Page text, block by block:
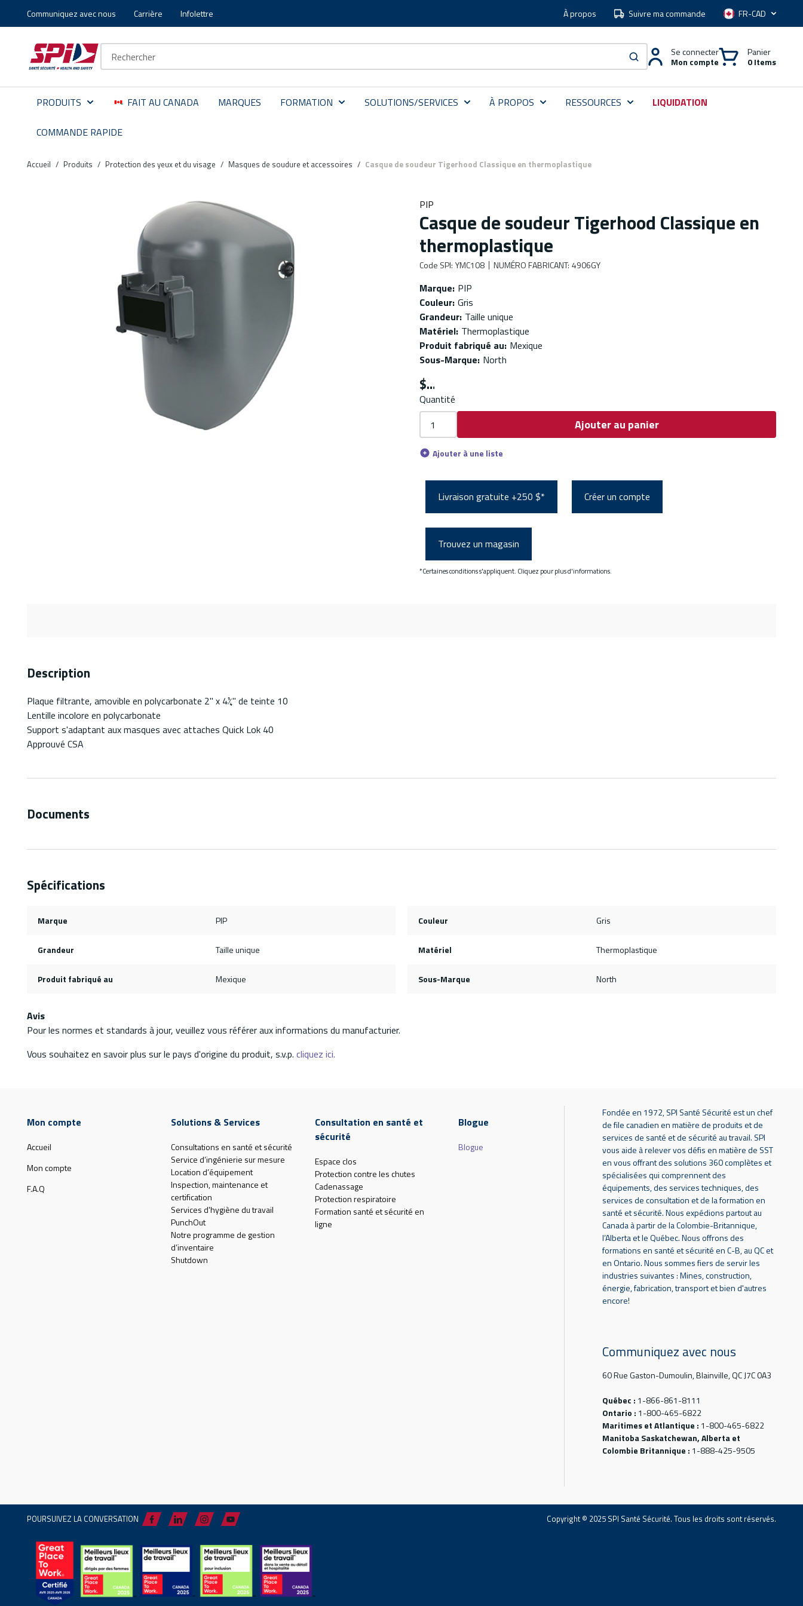
Aller au contenu principal
Skip to menu
Skip to footer
Communiquez avec nous Carrière Infolettre À propos Suivre ma commande Langue
soumettre une recherche
Se connecter
Mon compte
Panier
0 Items
PRODUITS FAIT AU CANADA MARQUES FORMATION SOLUTIONS/SERVICES À PROPOS RESSOURCES LIQUIDATION
COMMANDE RAPIDE
Accueil / Produits / Protection des yeux et du visage / Masques de soudure et accessoires / Casque de soudeur Tigerhood Classique en thermoplastique
PIP
Casque de soudeur Tigerhood Classique en
thermoplastique
Code SPI: YMC108 NUMÉRO FABRICANT: 4906GY
Marque: PIP
Couleur: Gris
Grandeur: Taille unique
Matériel: Thermoplastique
Produit fabriqué au: Mexique
Sous-Marque: North
$
Quantité
Ajouter au panier
Ajouter à une liste
Livraison gratuite +250 $* Créer un compte
Trouvez un magasin
*Certaines conditions s'appliquent. Cliquez pour plus d'informations.
Description
Plaque filtrante, amovible en polycarbonate 2" x 4¼" de teinte 10
Lentille incolore en polycarbonate
Support s'adaptant aux masques avec attaches Quick Lok 40
Approuvé CSA
Documents
Spécifications
Marque PIP Couleur Gris
Grandeur Taille unique Matériel Thermoplastique
Produit fabriqué au Mexique Sous-Marque North
Avis
Pour les normes et standards à jour, veuillez vous référer aux informations du manufacturier.
Vous souhaitez en savoir plus sur le pays d'origine du produit, s.v.p. cliquez ici.
Mon compte
Accueil
Mon compte
F.A.Q
Solutions & Services
Consultations en santé et sécurité
Service d’ingénierie sur mesure
Location d’équipement
Inspection, maintenance et
certification
Services d'hygiène du travail
PunchOut
Notre programme de gestion
d’inventaire
Shutdown
Consultation en santé et
sécurité
Espace clos
Protection contre les chutes
Cadenassage
Protection respiratoire
Formation santé et sécurité en
ligne
Blogue
Blogue
Fondée en 1972, SPI Santé Sécurité est un chef
de file canadien en matière de produits et de
services de santé et de sécurité au travail. SPI
vous aide à relever vos défis en matière de SST
en vous offrant des solutions 360 complètes et
spécialisées qui comprennent des
équipements, des services techniques, des
services de consultation et de la formation en
santé et sécurité. Nous expédions partout au
Canada à partir de la Colombie-Britannique,
l’Alberta et le Québec. Nous offrons des
formations en santé et sécurité en C-B, au QC et
en Ontario. Nous sommes fiers de servir les
industries suivantes : Mines, construction,
énergie, fabrication, transport et bien d'autres
encore!
Communiquez avec nous
60 Rue Gaston-Dumoulin, Blainville, QC J7C 0A3
Québec : 1-866-861-8111
Ontario : 1-800-465-6822
Maritimes et Atlantique : 1-800-465-6822
Manitoba Saskatchewan, Alberta et
Colombie Britannique : 1-888-425-9505
POURSUIVEZ LA CONVERSATION Copyright © 2025 SPI Santé Sécurité. Tous les droits sont réservés.